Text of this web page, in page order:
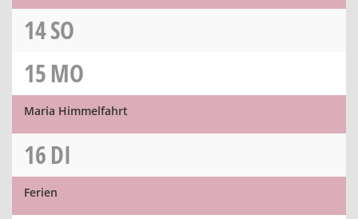
14SO
15MO
Maria Himmelfahrt
16DI
Ferien